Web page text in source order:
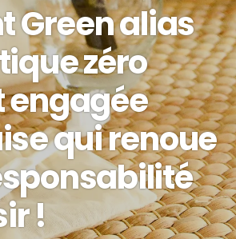
Green alias
zéro
engagée
qui renoue
!